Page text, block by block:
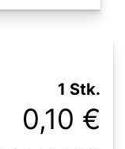
1 Stk.
0,10 €